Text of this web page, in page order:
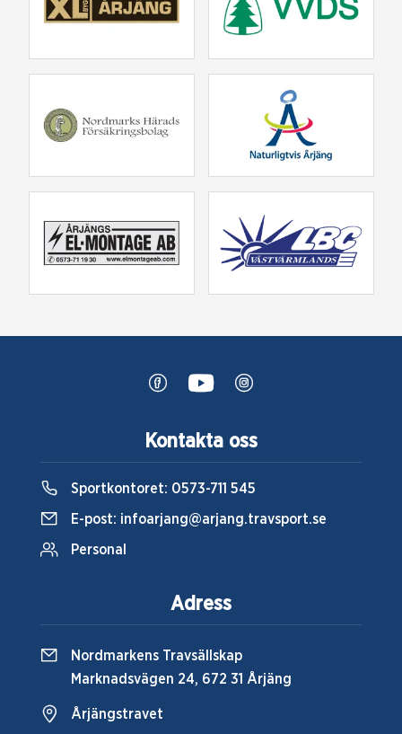
Kontakta oss
Sportkontoret: 0573-711 545
E-post: infoarjang@arjang.travsport.se
Personal
Adress
Nordmarkens Travsällskap
Marknadsvägen 24, 672 31 Årjäng
Årjängstravet